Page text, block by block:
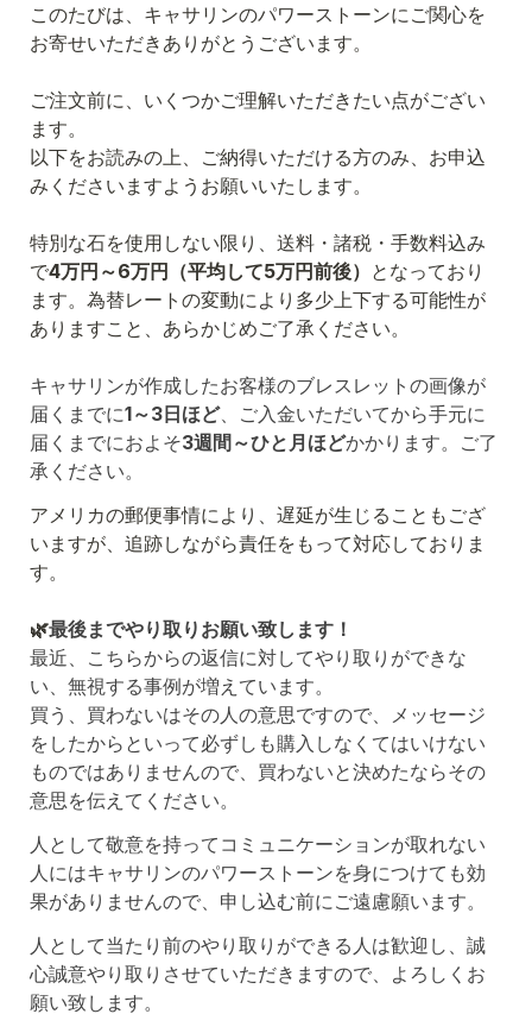
このたびは、キャサリンのパワーストーンにご関心を
お寄せいただきありがとうございます。
ご注文前に、いくつかご理解いただきたい点がござい
ます。
以下をお読みの上、ご納得いただける方のみ、お申込
みくださいますようお願いいたします。
特別な石を使用しない限り、送料・諸税・手数料込み
で4万円～6万円（平均して5万円前後） となっており
ます。為替レートの変動により多少上下する可能性が
ありますこと、あらかじめご了承ください。
キャサリンが作成したお客様のブレスレットの画像が
届くまでに1～3日ほど、ご入金いただいてから手元に
届くまでにおよそ3週間～ひと月ほどかかります。ご了
承ください。
アメリカの郵便事情により、遅延が生じることもござ
いますが、追跡しながら責任をもって対応しておりま
す。
🌿最後までやり取りお願い致します！
最近、こちらからの返信に対してやり取りができな
買う、買わないはその人の意思ですので、メッセージ
をしたからといって必ずしも購入しなくてはいけない
ものではありませんので、買わないと決めたならその
意思を伝えてください。
人として敬意を持ってコミュニケーションが取れない
人にはキャサリンのパワーストーンを身につけても効
果がありませんので、申し込む前にご遠慮願います。
人として当たり前のやり取りができる人は歓迎し、誠
心誠意やり取りさせていただきますので、よろしくお
願い致します。